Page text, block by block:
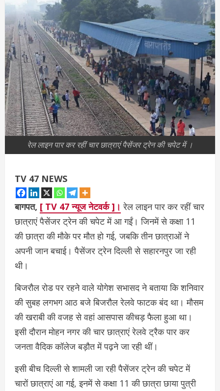
रेल लाइन पार कर रहीं चार छात्राएं पैसेंजर ट्रेन की चपेट में ।
TV 47 NEWS
बागपत, [ TV 47 न्‍यूज नेटवर्क ]। रेल लाइन पार कर रहीं चार
छात्राएं पैसेंजर ट्रेन की चपेट में आ गईं। जिनमें से कक्षा 11
की छात्रा की मौके पर मौत हो गई, जबकि तीन छात्राओं ने
अपनी जान बचाई। पैसेंजर ट्रेन दिल्ली से सहारनपुर जा रही
थी।
बिजरौल रोड पर रहने वाले योगेश सभासद ने बताया कि शनिवार
की सुबह लगभग आठ बजे बिजरौल रेलवे फाटक बंद था। मौसम
की खराबी की वजह से वहां आसपास कीचड़ फैला हुआ था।
इसी दौरान मोहन नगर की चार छात्राएं रेलवे ट्रैक पार कर
जनता वैदिक कॉलेज बड़ौत में पढ़ने जा रही थीं।
इसी बीच दिल्ली से शामली जा रही पैसेंजर ट्रेन की चपेट में
चारों छात्राएं आ गई, इनमें से कक्षा 11 की छात्रा छाया पुत्री